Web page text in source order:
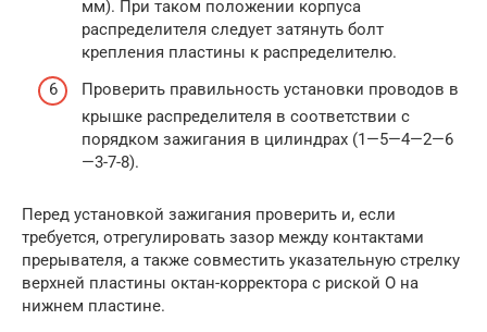
мм). При таком положении корпуса
распределителя следует затянуть болт
крепления пластины к распределителю.
Проверить правильность установки проводов в
крышке распределителя в соответствии с
порядком зажигания в цилиндрах (1—5—4—2—6
—3-7-8).
Перед установкой зажигания проверить и, если
требуется, отрегулировать зазор между контактами
прерывателя, а также совместить указательную стрелку
верхней пластины октан-корректора с риской О на
нижнем пластине.